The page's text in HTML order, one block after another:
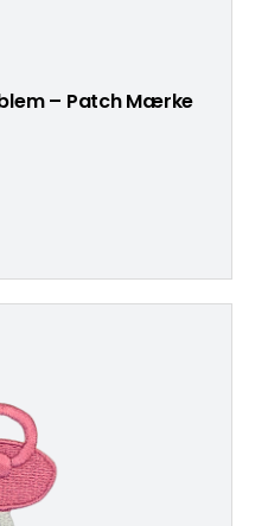
– Patch Mærke